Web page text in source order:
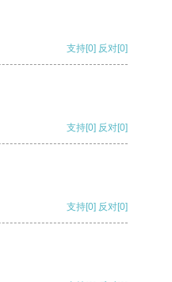
支持[0] 反对[0]
支持[0] 反对[0]
支持[0] 反对[0]